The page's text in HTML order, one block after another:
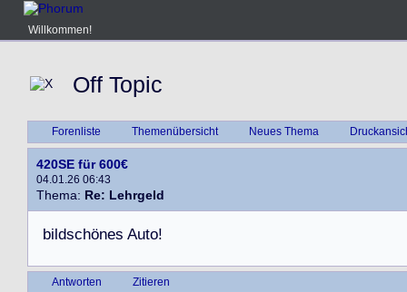
Willkommen!
Off Topic
Forenliste Themenübersicht Neues Thema
420SE für 600€
04.01.26 06:43
Thema: Re: Lehrgeld
bildschönes Auto!
Antworten Zitieren